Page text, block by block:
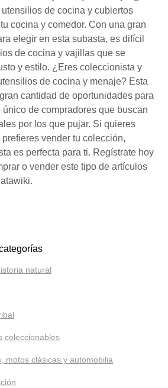
de cocina y cubiertos
cocina y comedor. Con una gran
elegir en esta subasta, es difícil
de cocina y vajillas que se
y estilo. ¿Eres coleccionista y
de cocina y menaje? Esta
cantidad de oportunidades para
único de compradores que buscan
por los que pujar. Si quieres
vender tu colección,
es perfecta para ti. Regístrate hoy
o vender este tipo de artículos
natural
coleccionables
motos clásicas y automobilia